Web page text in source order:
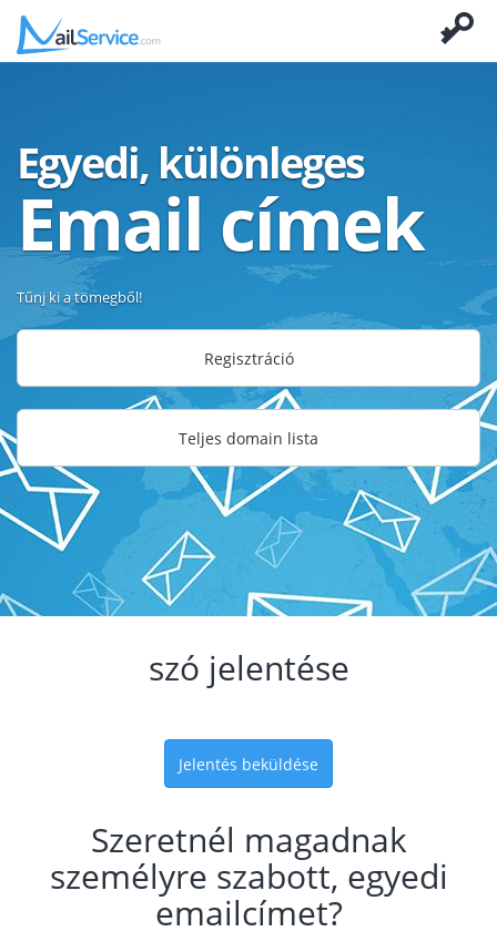
Egyedi, különleges
Email címek
Tűnj ki a tömegből!
Regisztráció
Teljes domain lista
szó jelentése
Jelentés beküldése
Szeretnél magadnak
személyre szabott, egyedi
emailcímet?